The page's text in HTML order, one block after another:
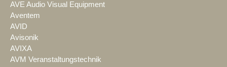
AVE Audio Visual Equipment
Aventem
AVID
Avisonik
AVIXA
AVM Veranstaltungstechnik